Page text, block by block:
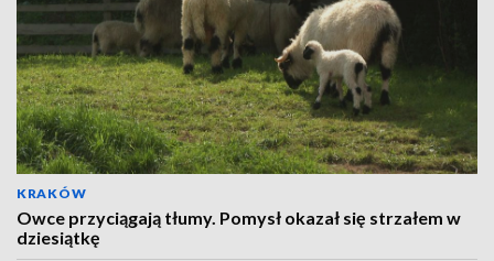
KRAKÓW
Owce przyciągają tłumy. Pomysł okazał się strzałem w
dziesiątkę